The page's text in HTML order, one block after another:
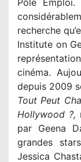
Pôle Emploi.
recherche
Institute on
cinéma.
depuis 2009
Tout Peut
Hollywood ?,
par Geena
grandes
Jessica